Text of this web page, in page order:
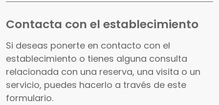
Contacta con el establecimiento
Si deseas ponerte en contacto con el
establecimiento o tienes alguna consulta
relacionada con una reserva, una visita o un
servicio, puedes hacerlo a través de este
formulario.